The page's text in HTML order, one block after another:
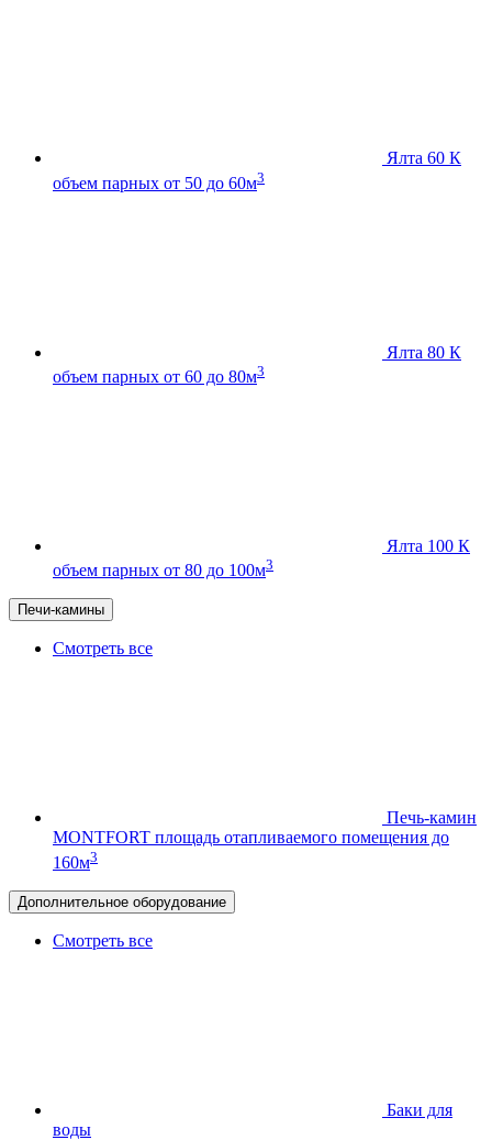
Ялта 60 К
объем парных от 50 до 60м3
Ялта 80 К
объем парных от 60 до 80м3
Ялта 100 К
объем парных от 80 до 100м3
Печи-камины
Смотреть все
Печь-камин
MONTFORT площадь отапливаемого помещения до
160м3
Дополнительное оборудование
Смотреть все
Баки для
воды